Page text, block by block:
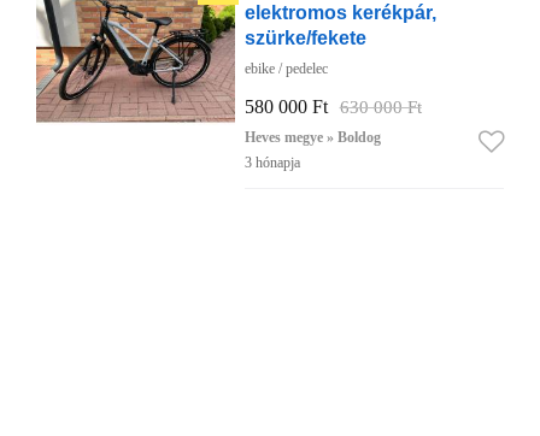
elektromos kerékpár,
szürke/fekete
ebike / pedelec
580 000 Ft 630 000 Ft
Heves megye » Boldog
3 hónapja